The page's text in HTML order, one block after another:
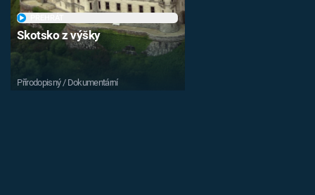
Skotsko z výšky
Přírodopisný / Dokumentární